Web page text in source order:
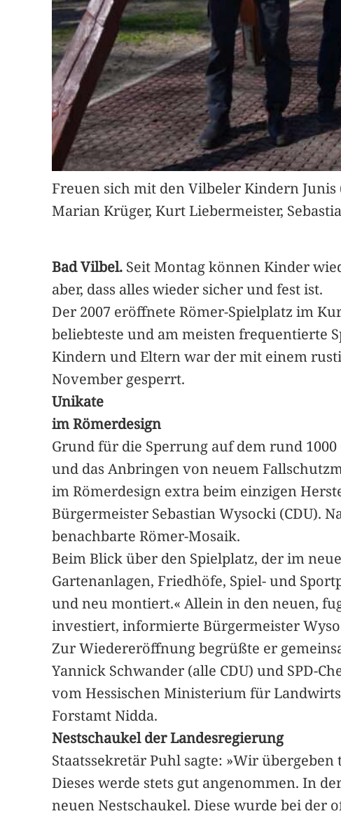
Freuen sich mit den Vilbeler Kindern Junis
Marian Krüger, Kurt Liebermeister,
Bad Vilbel. Seit Montag können Kinder
aber, dass alles wieder sicher und fest ist.
Der 2007 eröffnete Römer-Spielplatz im
beliebteste und am meisten frequentierte
Kindern und Eltern war der mit einem
November gesperrt.
Unikate
im Römerdesign
Grund für die Sperrung auf dem rund
und das Anbringen von neuem
im Römerdesign extra beim einzigen
Bürgermeister Sebastian Wysocki (CDU).
benachbarte Römer-Mosaik.
Beim Blick über den Spielplatz, der im
Gartenanlagen, Friedhöfe, Spiel- und
und neu montiert.« Allein in den neuen,
investiert, informierte Bürgermeister
Zur Wiedereröffnung begrüßte er
Yannick Schwander (alle CDU) und SPD-
vom Hessischen Ministerium für
Forstamt Nidda.
Nestschaukel der Landesregierung
Staatssekretär Puhl sagte: »Wir
Dieses werde stets gut angenommen. In
neuen Nestschaukel. Diese wurde bei der